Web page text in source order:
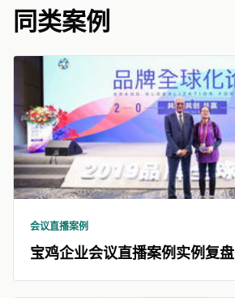
同类案例
会议直播案例
宝鸡企业会议直播案例实例复盘